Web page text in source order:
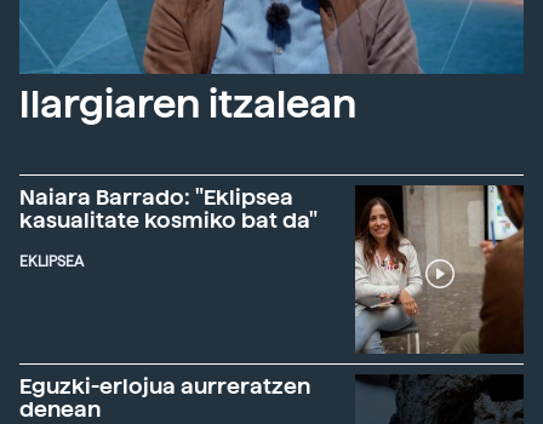
Ilargiaren itzalean
Naiara Barrado: "Eklipsea
kasualitate kosmiko bat da"
EKLIPSEA
Eguzki-erlojua aurreratzen
denean